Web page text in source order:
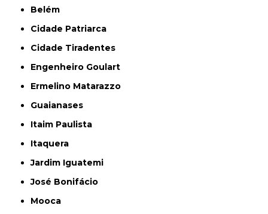
Belém
Cidade Patriarca
Cidade Tiradentes
Engenheiro Goulart
Ermelino Matarazzo
Guaianases
Itaim Paulista
Itaquera
Jardim Iguatemi
José Bonifácio
Mooca